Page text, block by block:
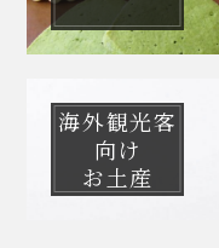
海外観光客
向け
お土産